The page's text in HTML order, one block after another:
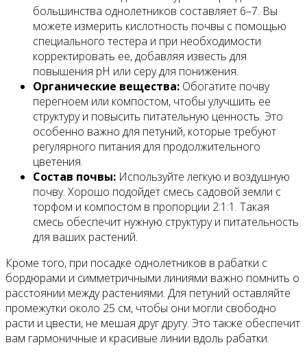
большинства однолетников составляет 6–7. Вы
можете измерить кислотность почвы с помощью
специального тестера и при необходимости
корректировать ее, добавляя известь для
повышения pH или серу для понижения.
Органические вещества: Обогатите почву
перегноем или компостом, чтобы улучшить ее
структуру и повысить питательную ценность. Это
особенно важно для петуний, которые требуют
регулярного питания для продолжительного
цветения.
Состав почвы: Используйте легкую и воздушную
почву. Хорошо подойдет смесь садовой земли с
торфом и компостом в пропорции 2:1:1. Такая
смесь обеспечит нужную структуру и питательность
для ваших растений.
Кроме того, при посадке однолетников в рабатки с
бордюрами и симметричными линиями важно помнить о
расстоянии между растениями. Для петуний оставляйте
промежутки около 25 см, чтобы они могли свободно
расти и цвести, не мешая друг другу. Это также обеспечит
вам гармоничные и красивые линии вдоль рабатки.